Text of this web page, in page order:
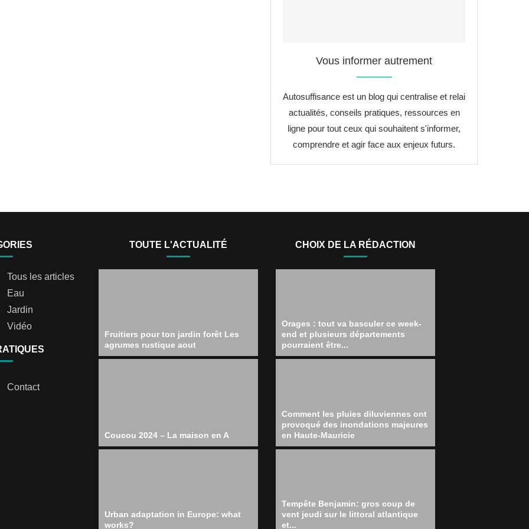
Vous informer autrement
Autosuffisance est un blog qui centralise et relai
actualités, conseils pratiques, ressources en
ligne pour tout ceux qui souhaitent s'informer,
comprendre et agir face aux enjeux futurs.
Tous les articles
Eau
Jardin
Vidéo
Contact
TOUTE L'ACTUALITÉ
Fruitiers pour ton jardin forêt Les
agrumes rustique aout
Coucou 2024 – La maison en A
Urban adaptation in Europe: what
works?
CHOIX DE LA RÉDACTION
Orages : tout va basculer ce week-
end et plusieurs départements
pourraient être...
Comment les pluies diluviennes ont
provoqué des inondations majeures
en Haute-Mauricie
Tempête Benjamin: gros coup de
vent jeudi sur le littoral atlantique
et...